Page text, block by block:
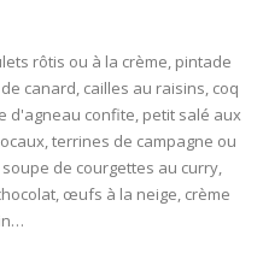
rôtis ou à la crème, pintade
canard, cailles au raisins, coq
confite, petit salé aux
terrines de campagne ou
de courgettes au curry,
œufs à la neige, crème